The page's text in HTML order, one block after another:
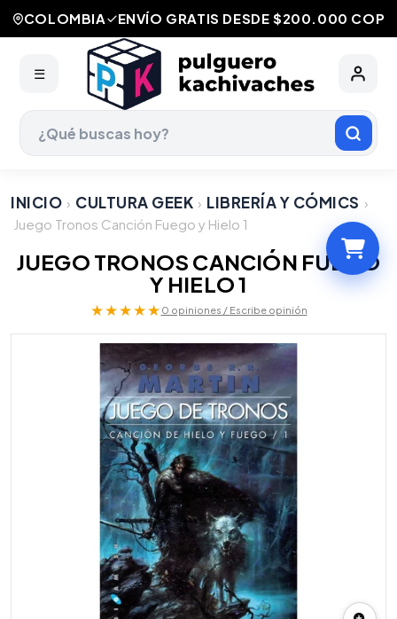
COLOMBIA ENVÍO GRATIS DESDE $200.000 COP
☰
INICIO › CULTURA GEEK › LIBRERÍA Y CÓMICS ›
Juego Tronos Canción Fuego y Hielo 1
JUEGO TRONOS CANCIÓN FUEGO
Y HIELO 1
★★★★★ 0 opiniones / Escribe opinión